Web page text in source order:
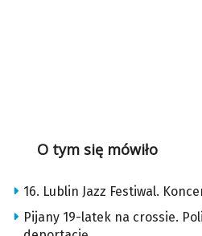
O tym się mówiło
16. Lublin Jazz Festiwal.
Pijany 19-latek na crossie.